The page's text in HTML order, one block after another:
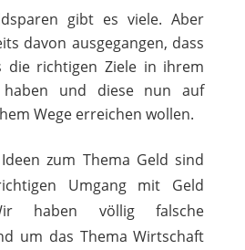
gibt es viele. Aber
davon ausgegangen, dass
die richtigen Ziele in ihrem
haben und diese nun auf
Wege erreichen wollen.
zum Thema Geld sind
Umgang mit Geld
haben völlig falsche
um das Thema Wirtschaft